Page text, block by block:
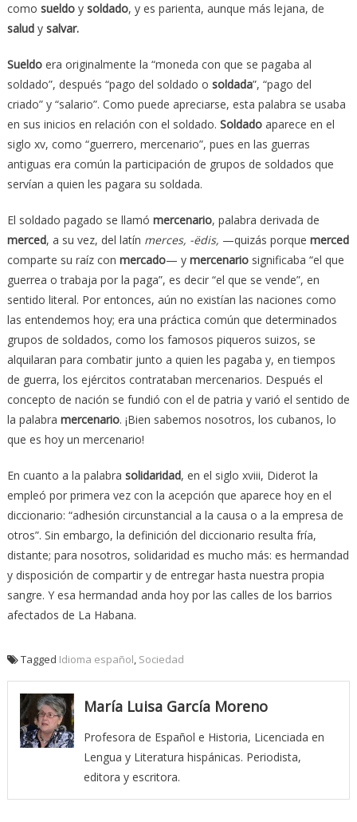
como sueldoy soldado, y es parienta, aunque más lejana, de
saludy salvar.
Sueldoera originalmente la “moneda con que se pagaba al
soldado”, después “pago del soldado o soldada”, “pago del
criado” y “salario”. Como puede apreciarse, esta palabra se usaba
en sus inicios en relación con el soldado. Soldadoaparece en el
siglo xv, como “guerrero, mercenario”, pues en las guerras
antiguas era común la participación de grupos de soldados que
servían a quien les pagara su soldada.
El soldado pagado se llamó mercenario, palabra derivada de
merced, a su vez, del latín merces, -ëdis, —quizás porque merced
comparte su raíz con mercado— y mercenario significaba “el que
guerrea o trabaja por la paga”, es decir “el que se vende”, en
sentido literal. Por entonces, aún no existían las naciones como
las entendemos hoy; era una práctica común que determinados
grupos de soldados, como los famosos piqueros suizos, se
alquilaran para combatir junto a quien les pagaba y, en tiempos
de guerra, los ejércitos contrataban mercenarios. Después el
concepto de nación se fundió con el de patria y varió el sentido de
la palabra mercenario. ¡Bien sabemos nosotros, los cubanos, lo
que es hoy un mercenario!
En cuanto a la palabra solidaridad, en el siglo xviii, Diderot la
empleó por primera vez con la acepción que aparece hoy en el
diccionario: “adhesión circunstancial a la causa o a la empresa de
otros”. Sin embargo, la definición del diccionario resulta fría,
distante; para nosotros, solidaridad es mucho más: es hermandad
y disposición de compartir y de entregar hasta nuestra propia
sangre. Y esa hermandad anda hoy por las calles de los barrios
afectados de La Habana.
Tagged Idioma español, Sociedad
María Luisa García Moreno
Profesora de Español e Historia, Licenciada en
Lengua y Literatura hispánicas. Periodista,
editora y escritora.